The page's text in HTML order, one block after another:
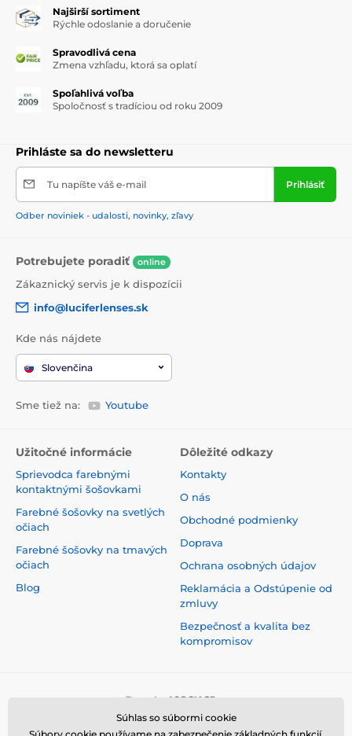
Najširší sortiment
Rýchle odoslanie a doručenie
Spravodlivá cena
Zmena vzhľadu, ktorá sa oplatí
Spoľahlivá voľba
Spoločnosť s tradíciou od roku 2009
Prihláste sa do newsletteru
Tu napíšte váš e-mail Prihlásiť
Odber noviniek - udalosti, novinky, zľavy
Potrebujete poradiť online
Zákaznický servis je k dispozícii
info@luciferlenses.sk
Kde nás nájdete
Slovenčina
Sme tiež na: Youtube
Užitočné informácie
Sprievodca farebnými
kontaktnými šošovkami
Farebné šošovky na svetlých
očiach
Farebné šošovky na tmavých
očiach
Blog
Dôležité odkazy
Kontakty
O nás
Obchodné podmienky
Doprava
Ochrana osobných údajov
Reklamácia a Odstúpenie od
zmluvy
Bezpečnosť a kvalita bez
kompromisov
Súhlas so súbormi cookie